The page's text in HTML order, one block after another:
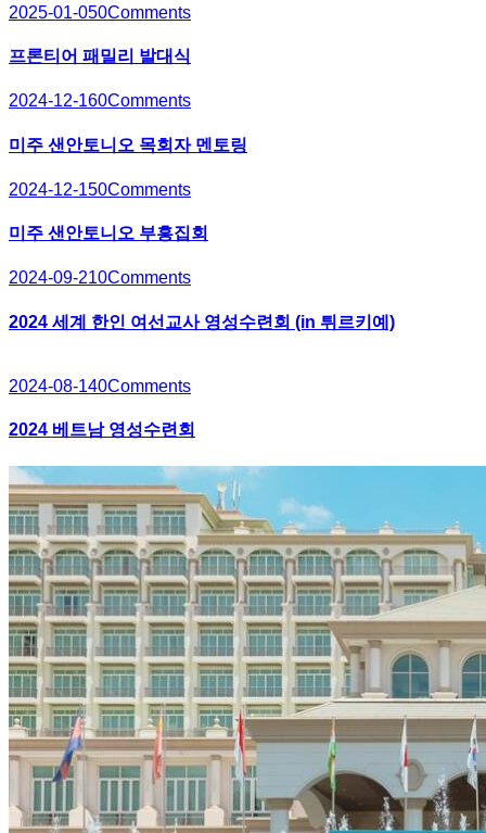
2025-01-050Comments
프론티어 패밀리 발대식
2024-12-160Comments
미주 샌안토니오 목회자 멘토링
2024-12-150Comments
미주 샌안토니오 부흥집회
2024-09-210Comments
2024 세계 한인 여선교사 영성수련회 (in 튀르키예)
2024-08-140Comments
2024 베트남 영성수련회